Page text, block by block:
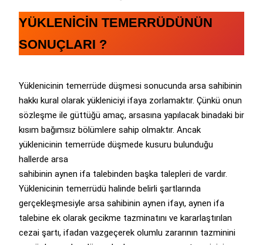
YÜKLENİCİN TEMERRÜDÜNÜN
SONUÇLARI ?
Yüklenicinin temerrüde düşmesi sonucunda arsa sahibinin
hakkı kural olarak yükleniciyi ifaya zorlamaktır. Çünkü onun
sözleşme ile güttüğü amaç, arsasına yapılacak binadaki bir
kısım bağımsız bölümlere sahip olmaktır. Ancak
yüklenicinin temerrüde düşmede kusuru bulunduğu
hallerde arsa
sahibinin aynen ifa talebinden başka talepleri de vardır.
Yüklenicinin temerrüdü halinde belirli şartlarında
gerçekleşmesiyle arsa sahibinin aynen ifayı, aynen ifa
talebine ek olarak gecikme tazminatını ve kararlaştırılan
cezai şartı, ifadan vazgeçerek olumlu zararının tazminini